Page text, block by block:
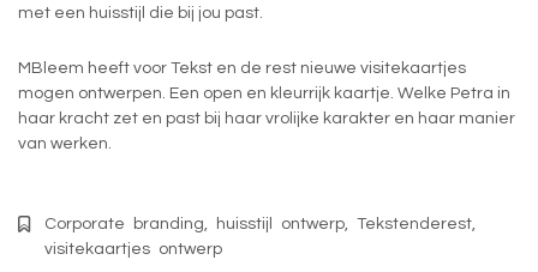
met een huisstijl die bij jou past.
MBleem heeft voor Tekst en de rest nieuwe visitekaartjes
mogen ontwerpen. Een open en kleurrijk kaartje. Welke Petra in
haar kracht zet en past bij haar vrolijke karakter en haar manier
van werken.
Corporate branding huisstijl ontwerp Tekstenderest
visitekaartjes ontwerp